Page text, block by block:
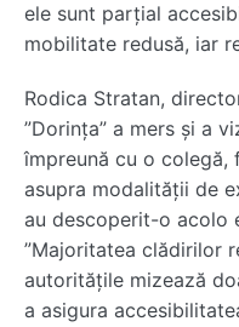
ele sunt parțial
mobilitate redusă, iar
Rodica Stratan,
”Dorința” a mers și a
împreună cu o colegă,
asupra modalității de
au descoperit-o acolo
”Majoritatea clădirilor
autoritățile mizează
a asigura